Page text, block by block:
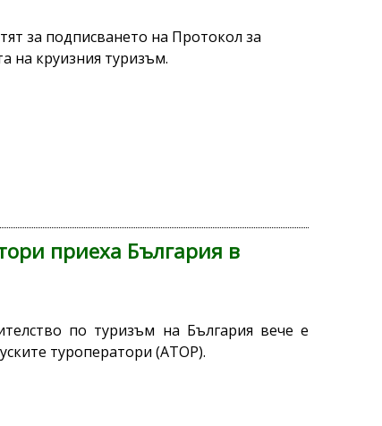
за подписването на Протокол за
на круизния туризъм.
приеха България в
по туризъм на България вече е
туроператори (АТОР).